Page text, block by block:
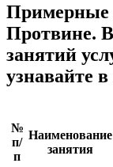
Примерные
занятий
узнавайте
№
п/
п
Наименование
занятия